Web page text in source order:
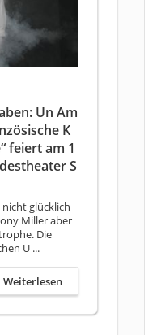
Un Am
K
feiert am 1
S
glücklich
Miller aber
Die
U ...
Weiterlesen